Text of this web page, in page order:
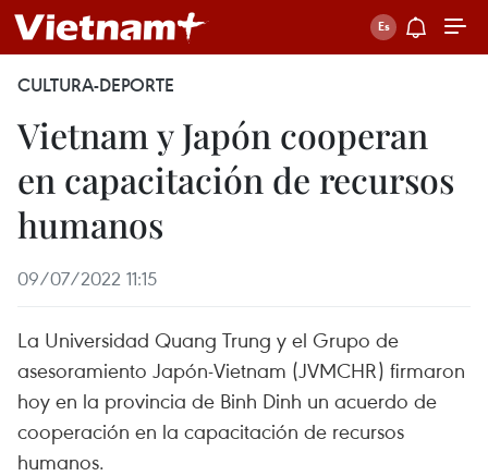
CULTURA-DEPORTE
Vietnam y Japón cooperan
en capacitación de recursos
humanos
09/07/2022 11:15
La Universidad Quang Trung y el Grupo de
asesoramiento Japón-Vietnam (JVMCHR) firmaron
hoy en la provincia de Binh Dinh un acuerdo de
cooperación en la capacitación de recursos
humanos.